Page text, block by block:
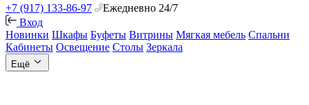
+7 (917) 133-86-97
Ежедневно 24/7
Вход
Новинки Шкафы Буфеты Витрины Мягкая мебель Спальни
Кабинеты Освещение Столы Зеркала
Ещё